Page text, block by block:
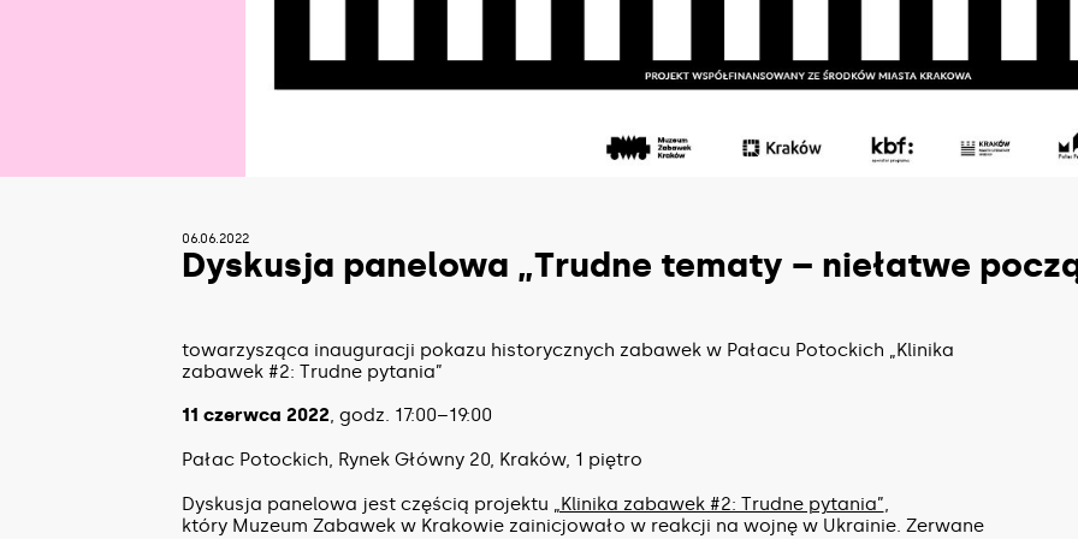
06.06.2022
Dyskusja panelowa „Trudne tematy – niełatwe
towarzysząca inauguracji pokazu historycznych zabawek w Pałacu Potockich „Klinika
zabawek #2: Trudne pytania”
11 czerwca 2022, godz. 17:00–19:00
Pałac Potockich, Rynek Główny 20, Kraków, 1 piętro
Dyskusja panelowa jest częścią projektu „Klinika zabawek #2: Trudne pytania”,
który Muzeum Zabawek w Krakowie zainicjowało w reakcji na wojnę w Ukrainie. Zerwane